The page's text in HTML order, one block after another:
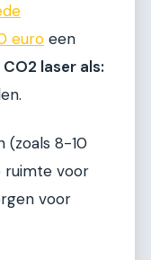
euro een
CO2 laser als:
(zoals 8-10
ruimte voor
voor